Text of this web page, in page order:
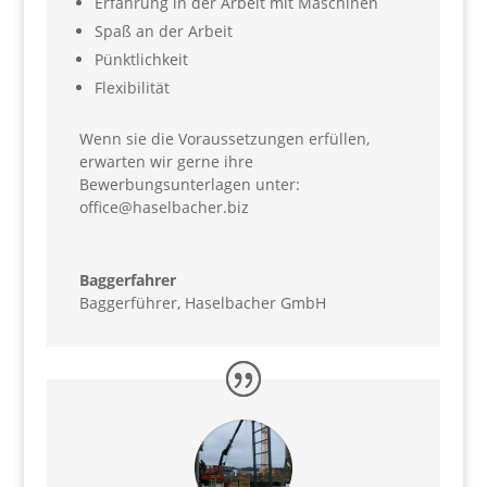
Spaß an der Arbeit
Pünktlichkeit
Flexibilität
Wenn sie die Voraussetzungen erfüllen,
erwarten wir gerne ihre
Bewerbungsunterlagen unter:
office@haselbacher.biz
Baggerfahrer
Baggerführer, Haselbacher GmbH